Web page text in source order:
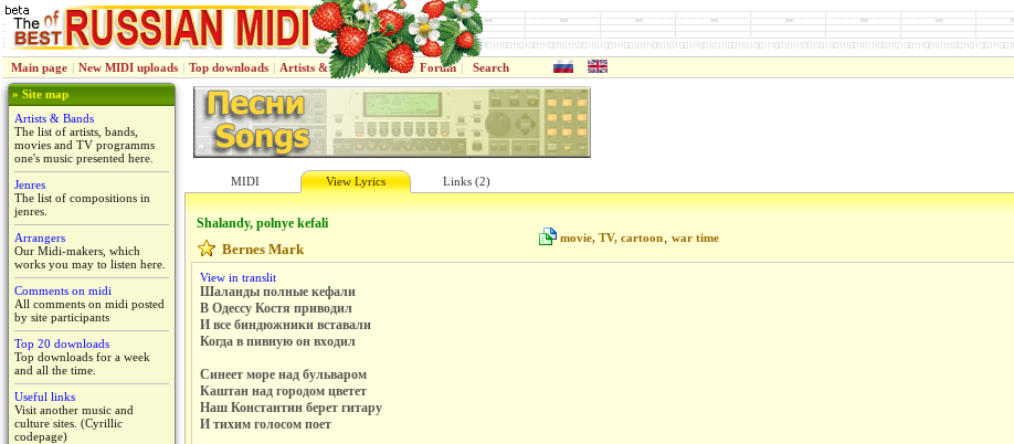
Main page | New MIDI uploads | Top downloads | Artists & Bands | Jenres | Forum | Search
» Site map
Artists & Bands
The list of artists, bands,
movies and TV programms
one's music presented here.
Jenres
The list of compositions in
jenres.
Arrangers
Our Midi-makers, which
works you may to listen here.
Comments on midi
All comments on midi posted
by site participants
Top 20 downloads
Top downloads for a week
and all the time.
Useful links
Visit another music and
culture sites. (Cyrillic
codepage)
MIDI View Lyrics Links (2)
Shalandy, polnye kefali
movie, TV, cartoon, war time
Bernes Mark
View in translit
Шаланды полные кефали
В Одессу Костя приводил
И все биндюжники вставали
Когда в пивную он входил
Синеет море над бульваром
Каштан над городом цветет
Наш Константин берет гитару
И тихим голосом поет